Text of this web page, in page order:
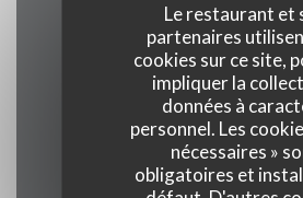
Le restaurant et
partenaires
cookies sur ce site,
impliquer la
données à
personnel. Les
nécessaires »
obligatoires et
Services
Climatisation, Accès aux
réduite, Wifi
Moyens de
Chèques Vacances, Eurocard/